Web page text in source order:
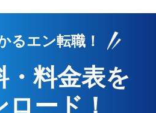
るエン転職！
・料金表を
ード！